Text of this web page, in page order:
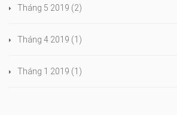
Tháng 5 2019 (2)
Tháng 4 2019 (1)
Tháng 1 2019 (1)